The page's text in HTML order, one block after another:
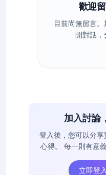
歡迎
目前尚無留言
開對話，
加入討論
登入後，您可以分
心得。
每一則有意
立即登